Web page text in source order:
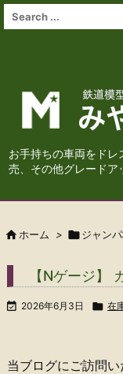
お手持ちの車両をドレ
売、その他グレード
 ホーム > ジャン
【Nゲージ】
 2026年6月3日  在
当ブログにご訪問い